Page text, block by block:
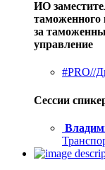
ИО
таможенного
за
управление
#PRO//
Сессии